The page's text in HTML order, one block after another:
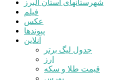
شهرستانهای استان البرز
فیلم
عکس
پیوندها
آنلاین
جدول لیگ برتر
ارز
قیمت طلا و سکه